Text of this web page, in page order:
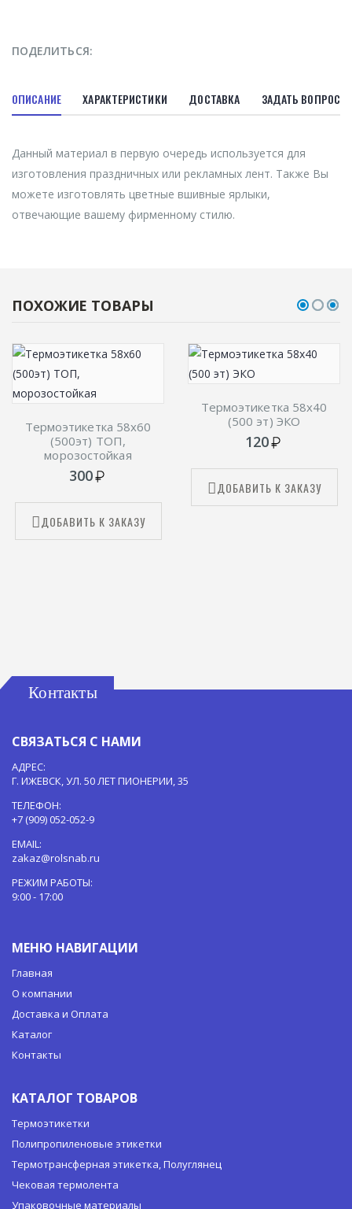
ПОДЕЛИТЬСЯ:
ОПИСАНИЕ ХАРАКТЕРИСТИКИ ДОСТАВКА ЗАДАТЬ ВОПРОС
Данный материал в первую очередь используется для
изготовления праздничных или рекламных лент. Также Вы
можете изготовлять цветные вшивные ярлыки,
отвечающие вашему фирменному стилю.
ПОХОЖИЕ ТОВАРЫ
Термоэтикетка 58х60
(500эт) ТОП,
морозостойкая
300
ДОБАВИТЬ К ЗАКАЗУ
Термоэтикетка 58х40
(500 эт) ЭКО
120
ДОБАВИТЬ К ЗАКАЗУ
Контакты
СВЯЗАТЬСЯ С НАМИ
АДРЕС:
Г. ИЖЕВСК, УЛ. 50 ЛЕТ ПИОНЕРИИ, 35
ТЕЛЕФОН:
+7 (909) 052-052-9
EMAIL:
zakaz@rolsnab.ru
РЕЖИМ РАБОТЫ:
9:00 - 17:00
МЕНЮ НАВИГАЦИИ
Главная
О компании
Доставка и Оплата
Каталог
Контакты
КАТАЛОГ ТОВАРОВ
Термоэтикетки
Полипропиленовые этикетки
Термотрансферная этикетка, Полуглянец
Чековая термолента
Упаковочные материалы